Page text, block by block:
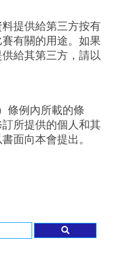
提供給第三方按有
有關的用途。如果
給其第三方，請以
條例內所載的條
所提供的個人和其
面向本會提出。